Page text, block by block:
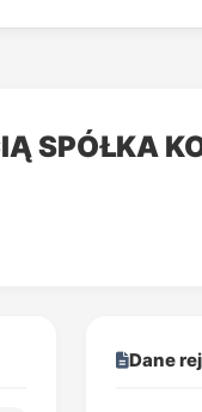
SPÓŁKA
Dane